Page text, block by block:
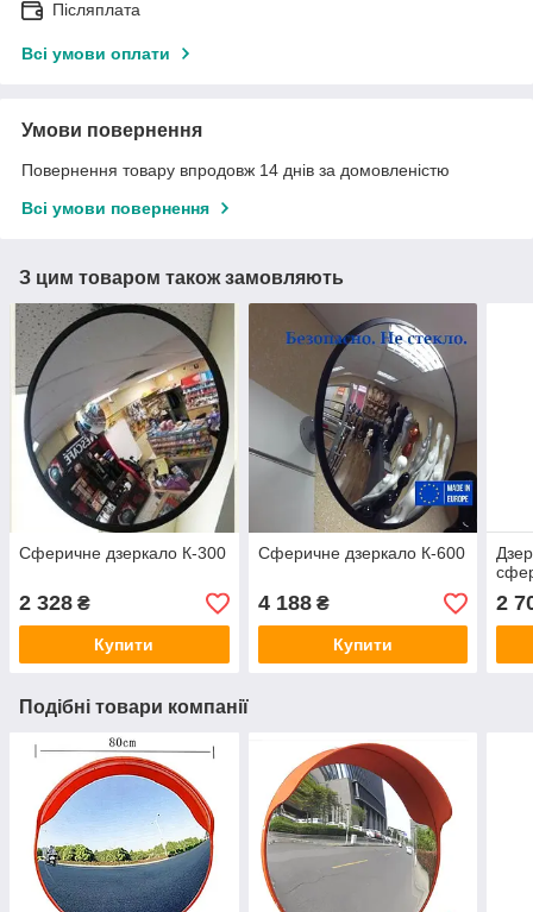
Післяплата
Всі умови оплати
Умови повернення
Повернення товару впродовж 14 днів за домовленістю
Всі умови повернення
З цим товаром також замовляють
Сферичне дзеркало К-300
2 328 ₴
Купити
Сферичне дзеркало К-600
4 188₴
Купити
2
Подібні товари компанії